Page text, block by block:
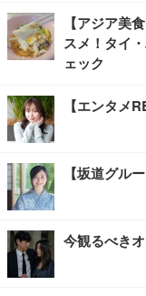
【アジア美
スメ！タイ
ェック
【エンタメ
【坂道グル
今観るべき